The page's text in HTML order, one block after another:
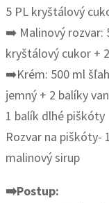
5 PL kryštálový
➡️ Malinový rozvar:
kryštálový cukor +
➡️Krém: 500 ml
jemný + 2 balíky
1 balík dlhé piškóty
Rozvar na piškóty-
malinový sirup
➡️Postup: